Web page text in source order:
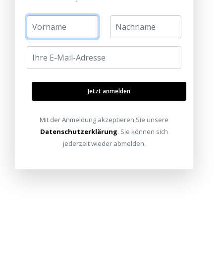
Jetzt anmelden
Mit der Anmeldung akzeptieren Sie unsere
Datenschutzerklärung. Sie können sich
jederzeit wieder abmelden.